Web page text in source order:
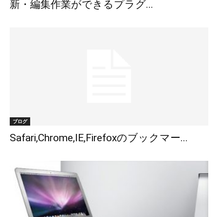
新・編集作業ができるプラグ...
ブログ
Safari,Chrome,IE,Firefoxのブックマー...